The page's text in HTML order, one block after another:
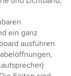
ein ganz
ausführen